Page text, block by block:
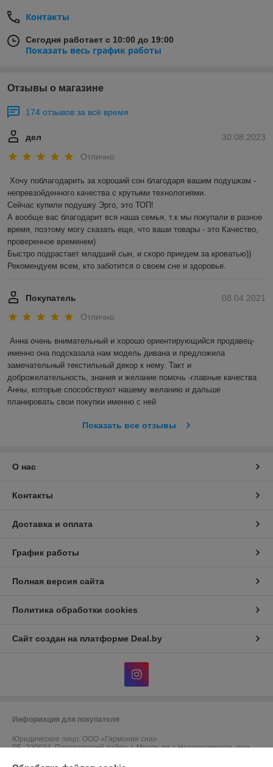
Контакты
Сегодня работает с 10:00 до 19:00
Показать весь график работы
Отзывы о магазине
174 отзывов за всё время
30.08.2023
дел
Отлично
Хочу поблагодарить за хороший сон благодаря вашим подушкам -
непревзойденного качества с крутыми технологиями.
Сейчас купили подушку Эрго, это ТОП!
А вообще вас благодарит вся наша семья, т.к мы покупали в разное
время, поэтому могу сказать еще, что ваши товары - это Качество,
проверенное временем)
Быстро подрастает младший сын, и скоро приедем за кроватью))
Рекомендуем всем, кто заботится о своем сне и здоровье.
08.04.2021
Покупатель
Отлично
Анна очень внимательный и хорошо ориентирующийся продавец-
именно она подсказала нам модель дивана и предложила
замечательный текстильный декор к нему. Такт и
доброжелательность, знания и желание помочь -главные качества
Анны, которые способствуют нашему желанию и дальше
планировать свои покупки именно с ней
Показать все отзывы
О нас
Контакты
Доставка и оплата
График работы
Полная версия сайта
Политика обработки cookies
Сайт создан на платформе Deal.by
Информация для покупателя
Юридическое лицо: ООО «Гармония сна»
РБ, 220034, Партизанский район, г. Минск, пр-т Независимости, дом